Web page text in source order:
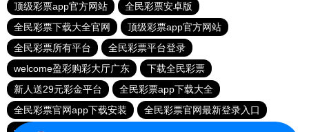
顶级彩票app官方网站
全民彩票安卓版
全民彩票下载大全官网
顶级彩票app官方网站
全民彩票所有平台
全民彩票平台登录
welcome盈彩购彩大厅广东
下载全民彩票
新人送29元彩金平台
全民彩票app下载大全
全民彩票官网app下载安装
全民彩票官网最新登录入口